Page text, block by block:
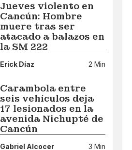
Jueves violento en
Cancún: Hombre
muere tras ser
atacado a balazos en
la SM 222
Erick Díaz 2 Min
Carambola entre
seis vehículos deja
17 lesionados en la
avenida Nichupté de
Cancún
Gabriel Alcocer 3 Min